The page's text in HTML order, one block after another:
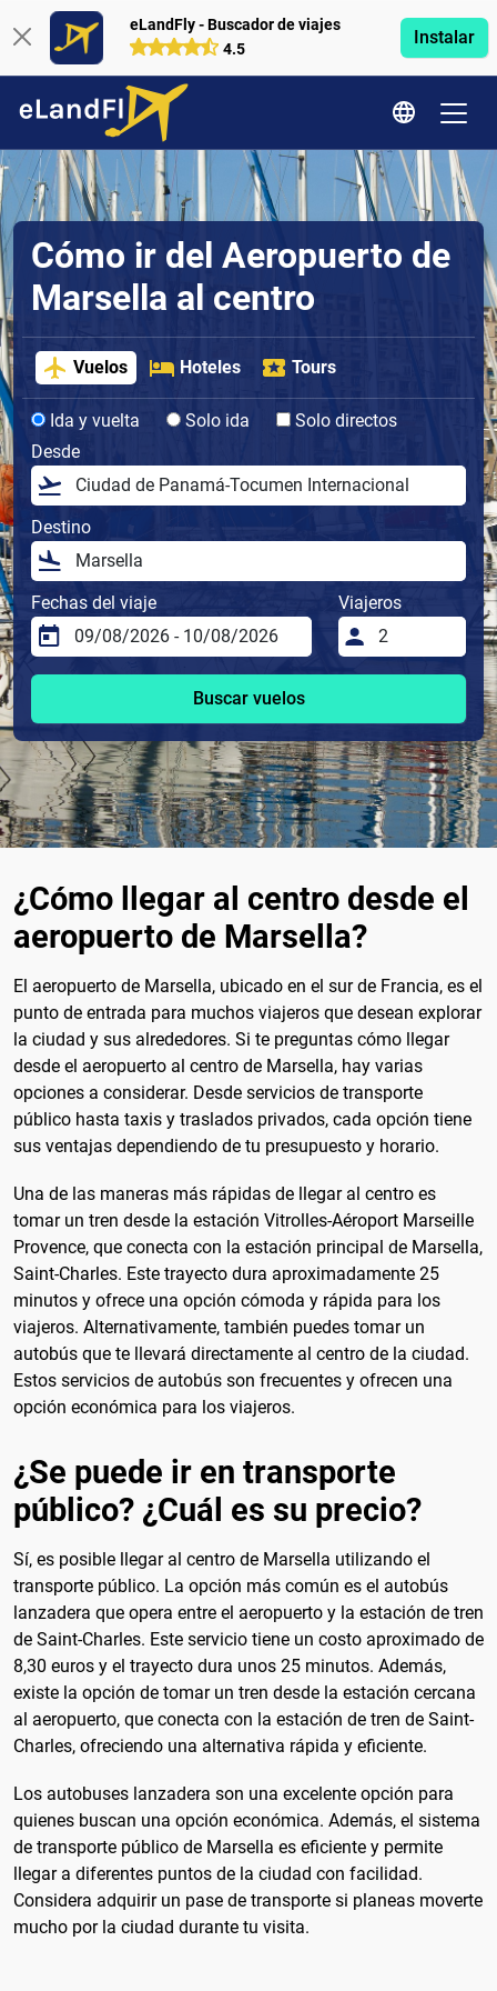
eLandFly - Buscador de viajes
4.5
Instalar
Cómo ir del Aeropuerto de
Marsella al centro
Vuelos Hoteles Tours
Ida y vuelta Solo ida
Solo directos
Desde
Destino
Fechas del viaje Viajeros
Buscar vuelos
¿Cómo llegar al centro desde el
aeropuerto de Marsella?
El aeropuerto de Marsella, ubicado en el sur de Francia, es el
punto de entrada para muchos viajeros que desean explorar
la ciudad y sus alrededores. Si te preguntas cómo llegar
desde el aeropuerto al centro de Marsella, hay varias
opciones a considerar. Desde servicios de transporte
público hasta taxis y traslados privados, cada opción tiene
sus ventajas dependiendo de tu presupuesto y horario.
Una de las maneras más rápidas de llegar al centro es
tomar un tren desde la estación Vitrolles-Aéroport Marseille
Provence, que conecta con la estación principal de Marsella,
Saint-Charles. Este trayecto dura aproximadamente 25
minutos y ofrece una opción cómoda y rápida para los
viajeros. Alternativamente, también puedes tomar un
autobús que te llevará directamente al centro de la ciudad.
Estos servicios de autobús son frecuentes y ofrecen una
opción económica para los viajeros.
¿Se puede ir en transporte
público? ¿Cuál es su precio?
Sí, es posible llegar al centro de Marsella utilizando el
transporte público. La opción más común es el autobús
lanzadera que opera entre el aeropuerto y la estación de tren
de Saint-Charles. Este servicio tiene un costo aproximado de
8,30 euros y el trayecto dura unos 25 minutos. Además,
existe la opción de tomar un tren desde la estación cercana
al aeropuerto, que conecta con la estación de tren de Saint-
Charles, ofreciendo una alternativa rápida y eficiente.
Los autobuses lanzadera son una excelente opción para
quienes buscan una opción económica. Además, el sistema
de transporte público de Marsella es eficiente y permite
llegar a diferentes puntos de la ciudad con facilidad.
Considera adquirir un pase de transporte si planeas moverte
mucho por la ciudad durante tu visita.